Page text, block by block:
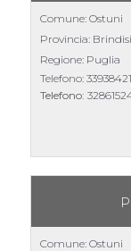
Comune: Ostuni
Provincia: Brindisi
Regione: Puglia
Telefono:
Telefono:
Comune: Ostuni